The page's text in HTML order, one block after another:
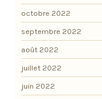
octobre 2022
septembre 2022
août 2022
juillet 2022
juin 2022